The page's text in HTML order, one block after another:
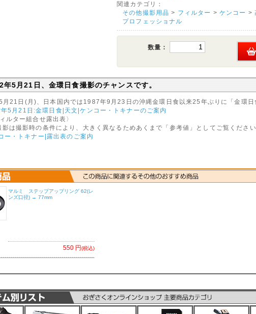
関連カテゴリ：
その他撮影用品 > フィルター > ケンコー >
プロフェッショナル
数量：
年5月21日、金環日食撮影のチャンスです。
月21日(月)、日本国内では1987年9月23日の沖縄金環日食以来25年ぶりに「金環日
5月21日:金環日食|天文|ケンコー・トキナーのご案内
ルター組合せ露出表〉
影は撮影時の条件により、大きく異なるためあくまで「参考値」としてご覧ください
ー・トキナー|露出表のご案内
マルミ ステップアップリング 62(レ
ンズ口径) → 77mm
550 円(税込)